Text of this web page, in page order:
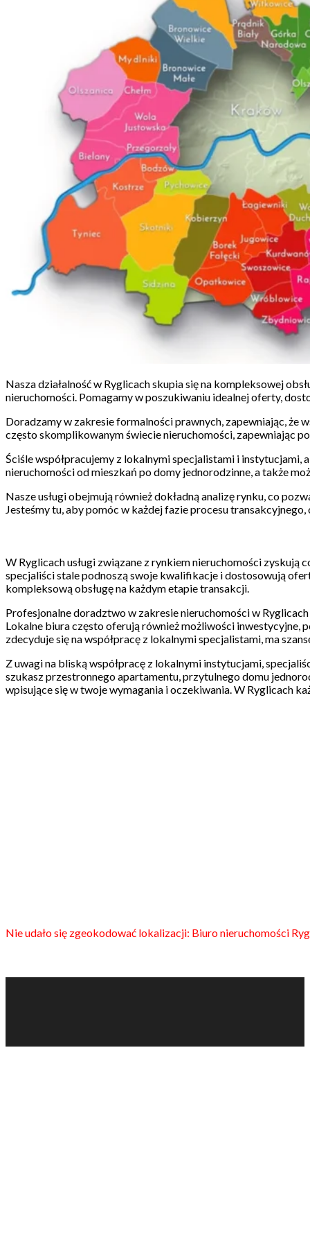
Nasza działalność w Ryglicach skupia się na kompleksowej
nieruchomości. Pomagamy w poszukiwaniu idealnej oferty,
Doradzamy w zakresie formalności prawnych, zapewniając, że
często skomplikowanym świecie nieruchomości, zapewniając
Ściśle współpracujemy z lokalnymi specjalistami i
nieruchomości od mieszkań po domy jednorodzinne, a także
Nasze usługi obejmują również dokładną analizę rynku, co
Jesteśmy tu, aby pomóc w każdej fazie procesu
W Ryglicach usługi związane z rynkiem nieruchomości
specjaliści stale podnoszą swoje kwalifikacje i dostosowują
kompleksową obsługę na każdym etapie transakcji.
Profesjonalne doradztwo w zakresie nieruchomości w
Lokalne biura często oferują również możliwości inwestycyjne,
zdecyduje się na współpracę z lokalnymi specjalistami, ma
Z uwagi na bliską współpracę z lokalnymi instytucjami,
szukasz przestronnego apartamentu, przytulnego domu
wpisujące się w twoje wymagania i oczekiwania. W Ryglicach
Nie udało się zgeokodować lokalizacji: Biuro nieruchomości